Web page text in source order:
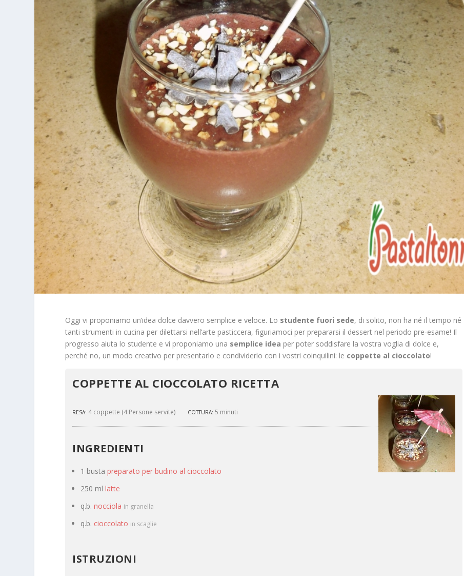
Oggi vi proponiamo un’idea dolce davvero semplice e veloce. Lo studente fuori sede, di solito, non ha né il tempo né
tanti strumenti in cucina per dilettarsi nell’arte pasticcera, figuriamoci per prepararsi il dessert nel periodo pre-esame! Il
progresso aiuta lo studente e vi proponiamo una semplice idea per poter soddisfare la vostra voglia di dolce e,
perché no, un modo creativo per presentarlo e condividerlo con i vostri coinquilini: le coppette al cioccolato!
COPPETTE AL CIOCCOLATO RICETTA
RESA: 4 coppette (4 Persone servite) COTTURA: 5 minuti
INGREDIENTI
1 busta preparato per budino al cioccolato
250 ml latte
q.b.nocciola in granella
q.b. cioccolato in scaglie
ISTRUZIONI